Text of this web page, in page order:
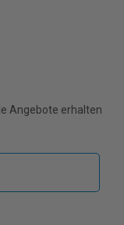
Angebote erhalten